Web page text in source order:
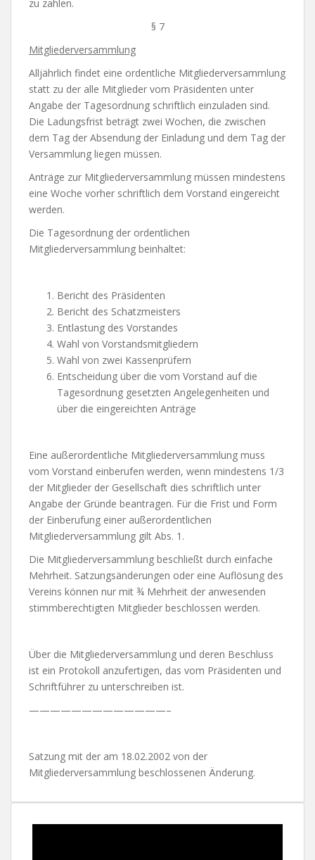
zu zahlen.
§ 7
Mitgliederversammlung
Alljährlich findet eine ordentliche Mitgliederversammlung
statt zu der alle Mitglieder vom Präsidenten unter
Angabe der Tagesordnung schriftlich einzuladen sind.
Die Ladungsfrist beträgt zwei Wochen, die zwischen
dem Tag der Absendung der Einladung und dem Tag der
Versammlung liegen müssen.
Anträge zur Mitgliederversammlung müssen mindestens
eine Woche vorher schriftlich dem Vorstand eingereicht
werden.
Die Tagesordnung der ordentlichen
Mitgliederversammlung beinhaltet:
Bericht des Präsidenten
Bericht des Schatzmeisters
Entlastung des Vorstandes
Wahl von Vorstandsmitgliedern
Wahl von zwei Kassenprüfern
Entscheidung über die vom Vorstand auf die
Tagesordnung gesetzten Angelegenheiten und
über die eingereichten Anträge
Eine außerordentliche Mitgliederversammlung muss
vom Vorstand einberufen werden, wenn mindestens 1/3
der Mitglieder der Gesellschaft dies schriftlich unter
Angabe der Gründe beantragen. Für die Frist und Form
der Einberufung einer außerordentlichen
Mitgliederversammlung gilt Abs. 1.
Die Mitgliederversammlung beschließt durch einfache
Mehrheit. Satzungsänderungen oder eine Auflösung des
Vereins können nur mit ¾ Mehrheit der anwesenden
stimmberechtigten Mitglieder beschlossen werden.
Über die Mitgliederversammlung und deren Beschluss
ist ein Protokoll anzufertigen, das vom Präsidenten und
Schriftführer zu unterschreiben ist.
—————————————–
Satzung mit der am 18.02.2002 von der
Mitgliederversammlung beschlossenen Änderung.